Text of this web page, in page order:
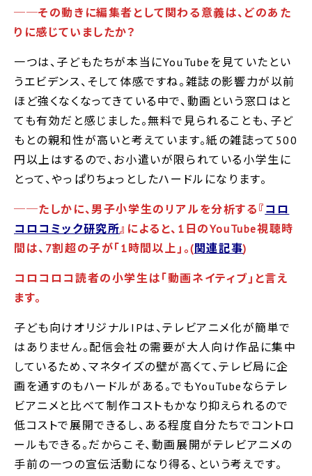
──その動きに編集者として関わる意義は、どのあた
りに感じていましたか？
一つは、子どもたちが本当にYouTubeを見ていたとい
うエビデンス、そして体感ですね。雑誌の影響力が以前
ほど強くなくなってきている中で、動画という窓口はと
ても有効だと感じました。無料で見られることも、子ど
もとの親和性が高いと考えています。紙の雑誌って500
円以上はするので、お小遣いが限られている小学生に
とって、やっぱりちょっとしたハードルになります。
──たしかに、男子小学生のリアルを分析する『 コロ
コロコミック研究所』によると、1日のYouTube視聴時
間は、7割超の子が｢1時間以上｣。( 関連記事)
コロコロコ読者の小学生は｢動画ネイティブ｣と言え
ます。
子ども向けオリジナルIPは、テレビアニメ化が簡単で
はありません。配信会社の需要が大人向け作品に集中
しているため、マネタイズの壁が高くて、テレビ局に企
画を通すのもハードルがある。でもYouTubeならテレ
ビアニメと比べて制作コストもかなり抑えられるので
低コストで展開できるし、ある程度自分たちでコントロ
ールもできる。だからこそ、動画展開がテレビアニメの
手前の一つの宣伝活動になり得る、という考えです。